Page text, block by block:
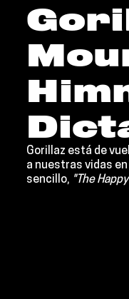
Latino Que Descubrir
Gorillaz está de
a nuestras vidas
sencillo, "The